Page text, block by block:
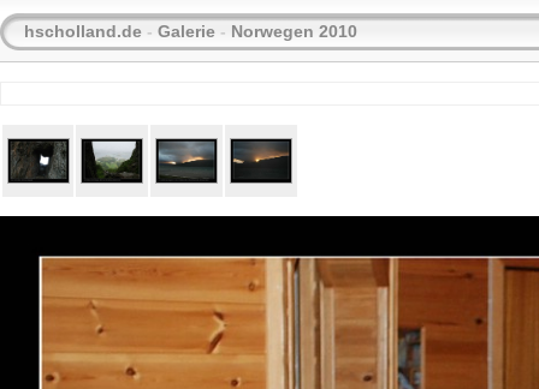
hscholland.de - Galerie - Norwegen 2010